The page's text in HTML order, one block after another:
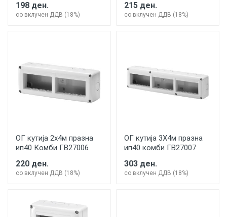
198 ден.
со вклучен ДДВ (18%)
215 ден.
со вклучен ДДВ (18%)
ОГ кутија 2х4м празна
ип40 Комби ГВ27006
220 ден.
со вклучен ДДВ (18%)
ОГ кутија 3Х4м празна
ип40 комби ГВ27007
303 ден.
со вклучен ДДВ (18%)